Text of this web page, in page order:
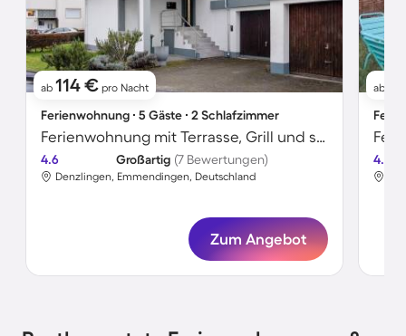
ab 114 € pro Nacht
Ferienwohnung ∙ 5 Gäste ∙ 2 Schlafzimmer
Ferienwohnung mit Terrasse, Grill und schnellem Internet | Gartenblick
4.6 Großartig (7 Bewertungen)
Denzlingen, Emmendingen, Deutschland
Zum Angebot
ab
4.8